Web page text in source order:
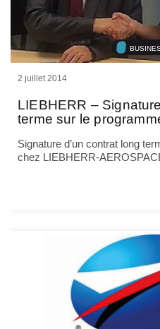
2 juillet 2014
LIEBHERR –
terme sur le
Signature d’un contrat long
chez LIEBHERR-